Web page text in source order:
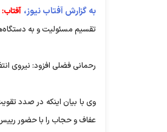
به گزارش آفتاب نیوز، آفتاب:
تقسیم مسئولیت و به
رحمانی فضلی افزود: نیروی
وی با بیان اینکه در صدد
عفاف و حجاب را با حضور